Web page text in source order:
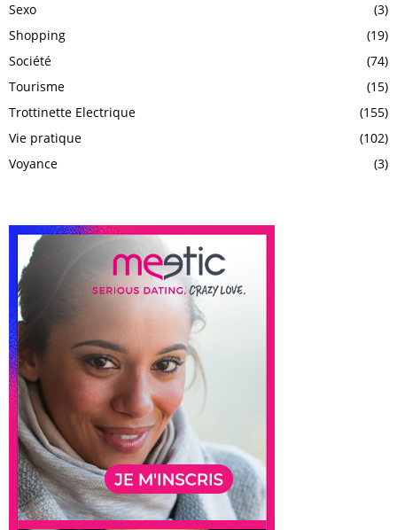
Sexo
(3)
Shopping
(19)
Société
(74)
Tourisme
(15)
Trottinette Electrique
(155)
Vie pratique
(102)
Voyance
(3)